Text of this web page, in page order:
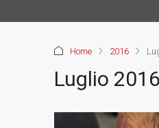
Home 2016
Luglio 2016